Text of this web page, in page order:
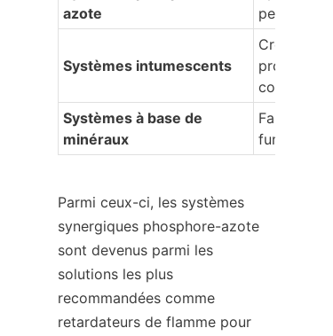
azote
Systèmes intumescents
Crée une
combustion
Systèmes à base de
minéraux
Faible
fumée
Parmi ceux-ci, les systèmes
synergiques phosphore-azote
sont devenus parmi les
solutions les plus
recommandées comme
retardateurs de flamme pour